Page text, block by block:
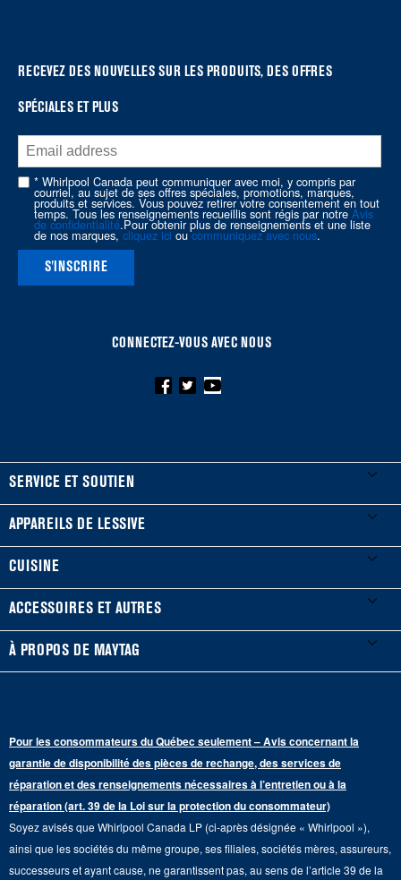
end
page
RECEVEZ DES NOUVELLES SUR LES PRODUITS, DES OFFRES
SPÉCIALES ET PLUS
* Whirlpool Canada peut communiquer avec moi, y compris par
courriel, au sujet de ses offres spéciales, promotions, marques,
produits et services. Vous pouvez retirer votre consentement en tout
temps. Tous les renseignements recueillis sont régis par notreAvis
de confidentialité.Pour obtenir plus de renseignements et une liste
de nos marques,cliquez icioucommuniquez avec nous.
S'INSCRIRE
CONNECTEZ-VOUS AVEC NOUS
FOOTER
SERVICE ET SOUTIEN
Mes électroménagers
Guides et documentation
Planifier une installation
Programmes de service prolongé
Pièces de rechange
Aide sur les produits
Suivre ma commande
APPAREILS DE LESSIVE
Laveuses et sécheuses
Laveuses à chargement vertical
Sécheuses au gaz
Piédestaux de lessive
Qualité Commerciale
Duos de Lessive
CUISINE
Réfrigérateurs
Portes françaises
Congélateur inférieur
Cuisinières
Fours muraux
Hottes
ACCESSOIRES ET AUTRES
Accessoires
À PROPOS DE MAYTAG
Communiquez avec nous
Monsieur Maytag
Carrières
Pour les consommateurs du Québec seulement – Avis concernant la
garantie de disponibilité des pièces de rechange, des services de
réparation et des renseignements nécessaires à l’entretien ou à la
réparation (art. 39 de la Loi sur la protection du consommateur)
Soyez avisés que Whirlpool Canada LP (ci-après désignée « Whirlpool »),
ainsi que les sociétés du même groupe, ses filiales, sociétés mères, assureurs,
successeurs et ayant cause, ne garantissent pas, au sens de l’article 39 de la